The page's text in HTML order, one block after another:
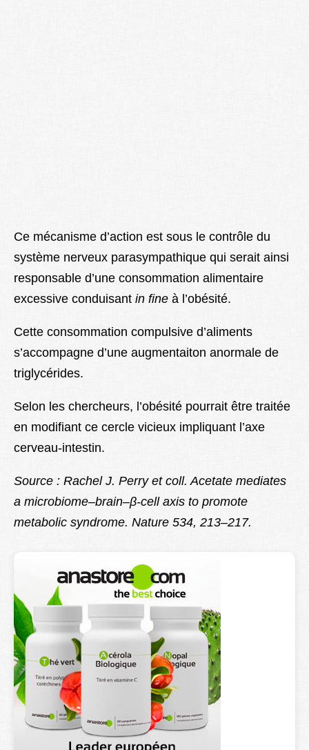
Ce mécanisme d’action est sous le contrôle du
système nerveux parasympathique qui serait ainsi
responsable d’une consommation alimentaire
excessive conduisant in fine à l’obésité.
Cette consommation compulsive d’aliments
s’accompagne d’une augmentaiton anormale de
triglycérides.
Selon les chercheurs, l’obésité pourrait être traitée
en modifiant ce cercle vicieux impliquant l’axe
cerveau-intestin.
Source : Rachel J. Perry et coll. Acetate mediates
a microbiome–brain–β-cell axis to promote
metabolic syndrome. Nature 534, 213–217.